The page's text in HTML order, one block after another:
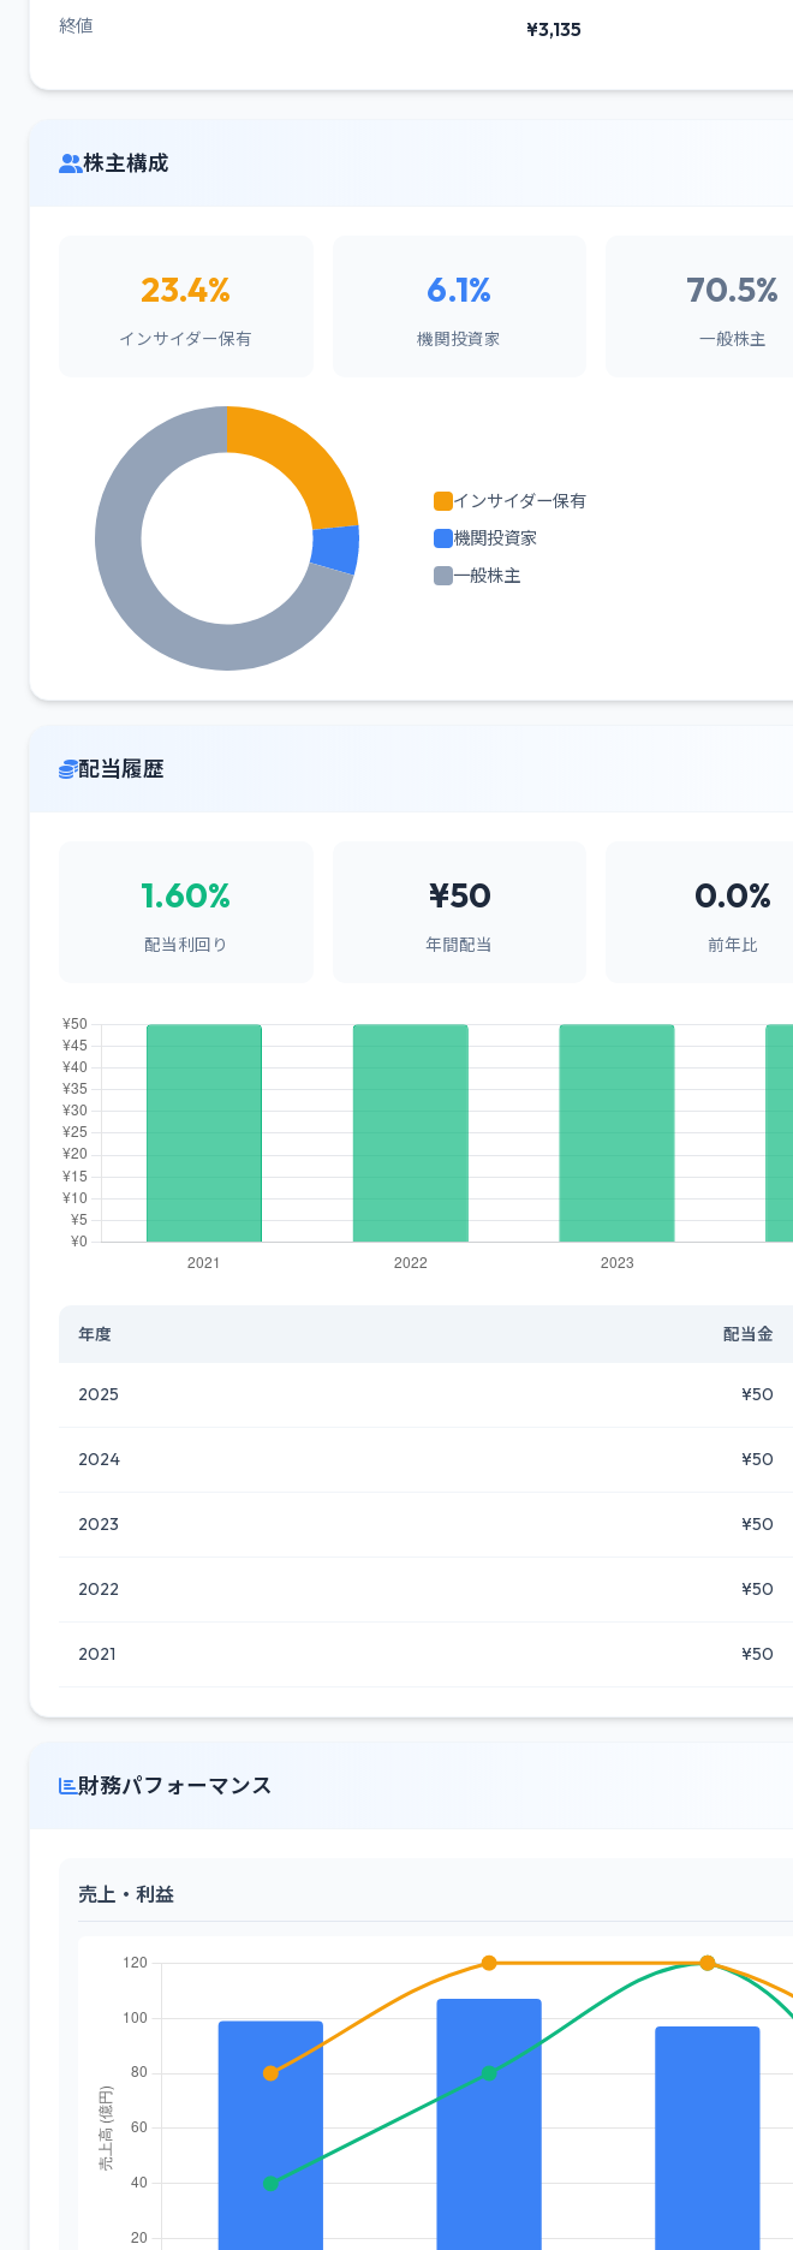
終値 ¥3,135
株主構成
23.4%
インサイダー保有
6.1%
機関投資家
70.5%
一般株主
インサイダー保有
機関投資家
一般株主
配当履歴
1.60%
配当利回り
¥50
年間配当
0.0%
前年比
年度 配当金
2025 ¥50
2024 ¥50
2023 ¥50
2022 ¥50
2021 ¥50
財務パフォーマンス
売上・利益